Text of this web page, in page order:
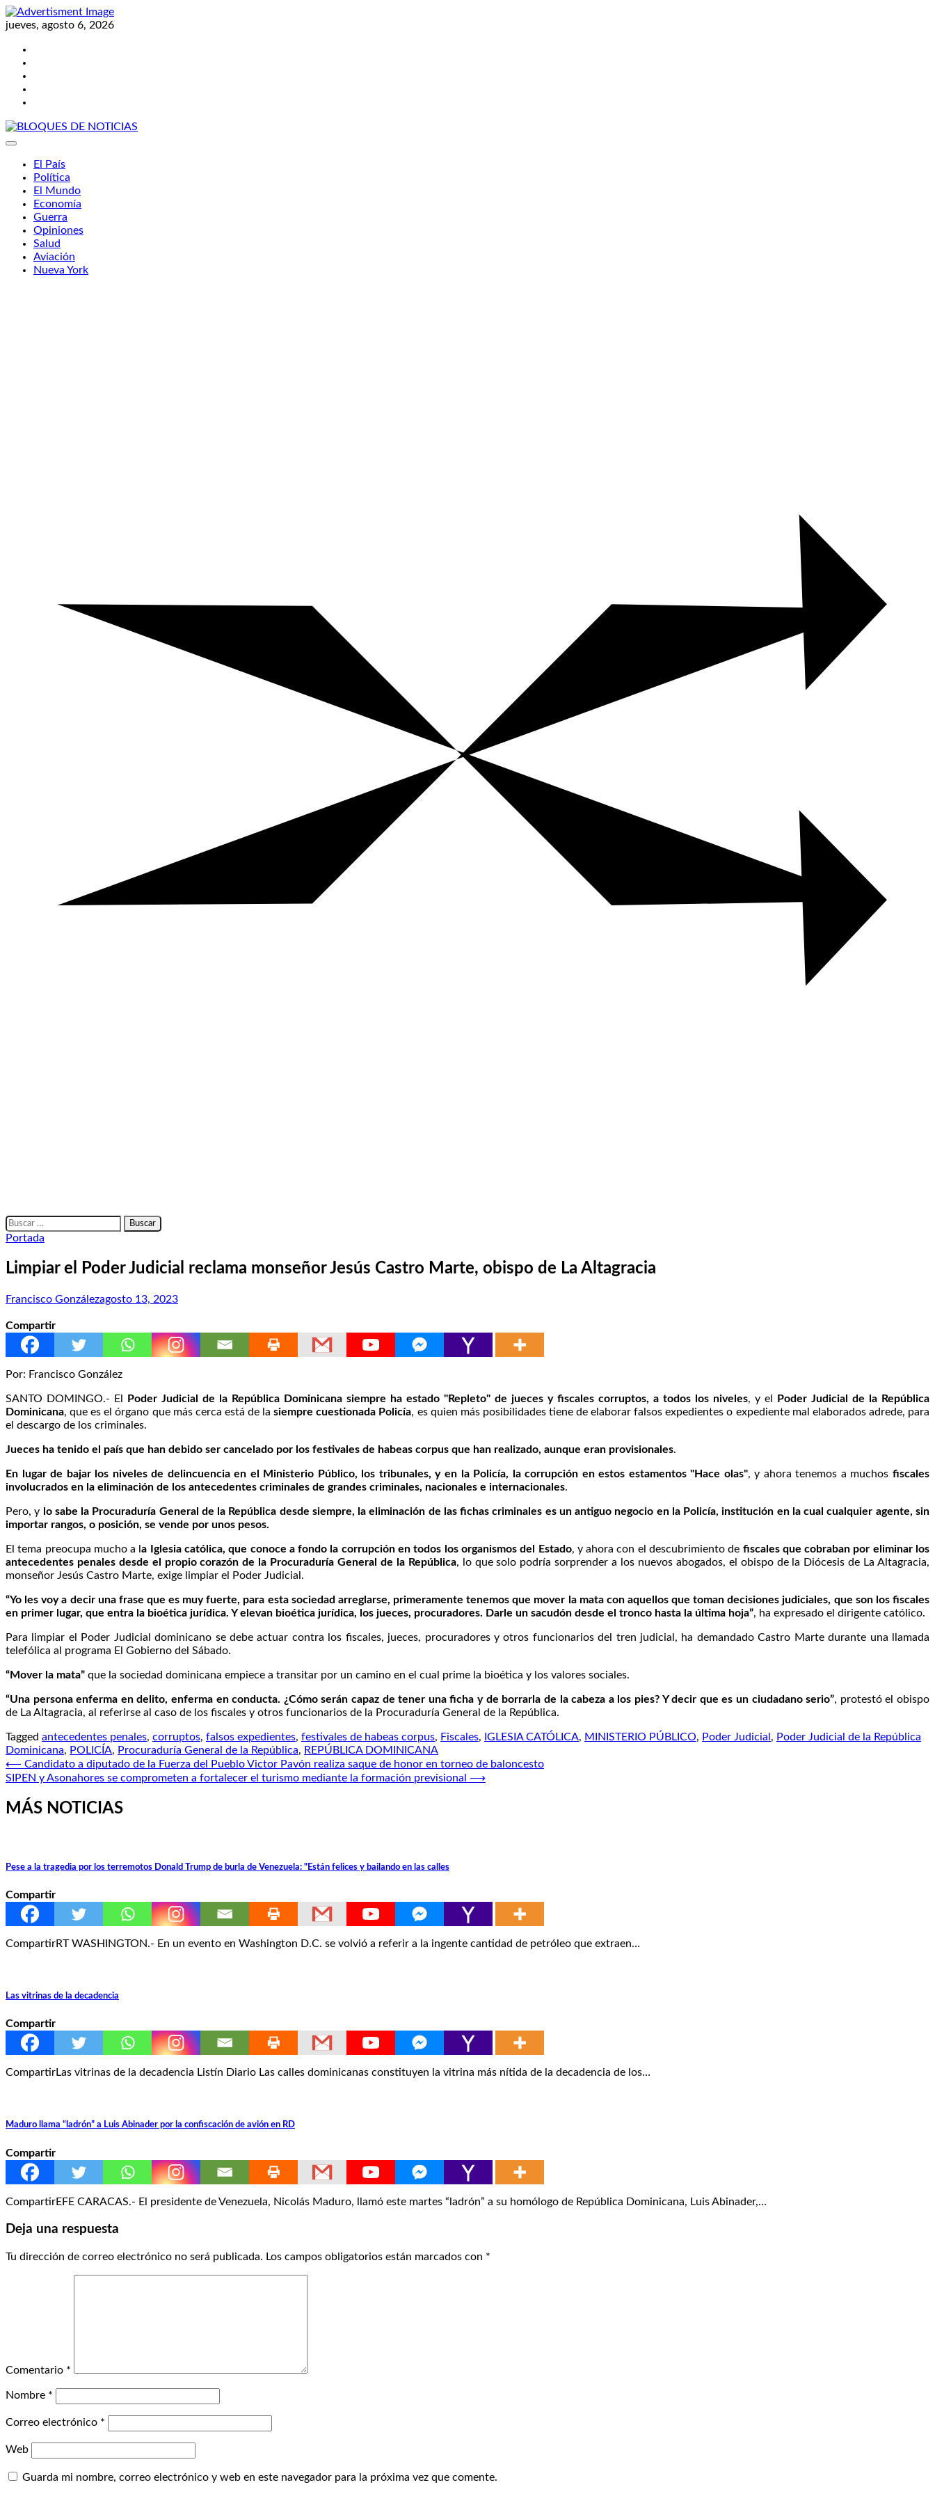
Skip
to
jueves, agosto 6, 2026
El País
Política
El Mundo
Economía
Guerra
Opiniones
Salud
Aviación
Nueva York
Buscar:
Portada
Limpiar el Poder Judicial reclama monseñor Jesús Castro Marte, obispo de La Altagracia
Francisco Gonzálezagosto 13, 2023
Compartir
Por: Francisco González
SANTO DOMINGO.- El Poder Judicial de la República Dominicana siempre ha estado "Repleto" de jueces y fiscales corruptos, a todos los niveles, y el
Poder Judicial de la República
Dominicana, que es el órgano que más cerca está de lasiempre cuestionada Policía, es quien más posibilidades tiene de elaborar falsos expedientes o expediente mal elaborados adrede, para
el descargo de los criminales.
Jueces ha tenido el país que han debido ser cancelado por los festivales de habeas corpus que han realizado, aunque eran provisionales.
En lugar de bajar los niveles de delincuencia en el Ministerio Público, los tribunales, y en la Policía, la corrupción en estos estamentos "Hace olas", y ahora tenemos a muchosfiscales
involucrados en la eliminación de los antecedentes criminales de grandes criminales, nacionales e internacionales.
Pero, y lo sabe la Procuraduría General de la República desde siempre, la eliminación de las fichas criminales es un antiguo negocio en la Policía, institución en la cual cualquier agente, sin
importar rangos, o posición, se vende por unos pesos.
El tema preocupa mucho a la Iglesia católica, que conoce a fondo la corrupción en todos los organismos del Estado, y ahora con el descubrimiento de fiscales que cobraban por eliminar los
antecedentes penales desde el propio corazón de la Procuraduría General de la República, lo que solo podría sorprender a los nuevos abogados, el obispo de la Diócesis de La Altagracia,
monseñor Jesús Castro Marte, exige limpiar el Poder Judicial.
“Yo les voy a decir una frase que es muy fuerte, para esta sociedad arreglarse, primeramente tenemos que mover la mata con aquellos que toman decisiones judiciales, que son los fiscales
en primer lugar, que entra la bioética jurídica. Y elevan bioética jurídica, los jueces, procuradores. Darle un sacudón desde el tronco hasta la última hoja”, ha expresado el dirigente católico.
Para limpiar el Poder Judicial dominicano se debe actuar contra los fiscales, jueces, procuradores y otros funcionarios del tren judicial, ha demandado Castro Marte durante una llamada
telefólica al programa El Gobierno del Sábado.
“Mover la mata” que la sociedad dominicana empiece a transitar por un camino en el cual prime la bioética y los valores sociales.
“Una persona enferma en delito, enferma en conducta. ¿Cómo serán capaz de tener una ficha y de borrarla de la cabeza a los pies? Y decir que es un ciudadano serio”, protestó el obispo
de La Altagracia, al referirse al caso de los fiscales y otros funcionarios de la Procuraduría General de la República.
Tagged antecedentes penales, corruptos, falsos expedientes, festivales de habeas corpus, Fiscales, IGLESIA CATÓLICA, MINISTERIO PÚBLICO, Poder Judicial , Poder Judicial de la República
Dominicana, POLICÍA, Procuraduría General de la República, REPÚBLICA DOMINICANA
Navegación
de
entradas
⟵ Candidato a diputado de la Fuerza del Pueblo Victor Pavón realiza saque de honor en torneo de baloncesto
SIPEN y Asonahores se comprometen a fortalecer el turismo mediante la formación previsional
⟶
MÁS NOTICIAS
Pese a la tragedia por los terremotos Donald Trump de burla de Venezuela: "Están felices y bailando en las calles
Compartir
CompartirRT WASHINGTON.- En un evento en Washington D.C. se volvió a referir a la ingente cantidad de petróleo que extraen…
Las vitrinas de la decadencia
Compartir
CompartirLas vitrinas de la decadencia Listín Diario Las calles dominicanas constituyen la vitrina más nítida de la decadencia de los…
Maduro llama “ladrón” a Luis Abinader por la confiscación de avión en RD
Compartir
CompartirEFE CARACAS.- El presidente de Venezuela, Nicolás Maduro, llamó este martes “ladrón” a su homólogo de República Dominicana, Luis Abinader,…
Deja una respuesta
Tu dirección de correo electrónico no será publicada. Los campos obligatorios están marcados con *
Comentario *
Nombre *
Correo electrónico *
Web
Guarda mi nombre, correo electrónico y web en este navegador para la próxima vez que comente.